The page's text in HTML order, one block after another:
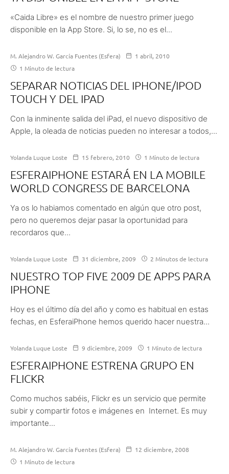
«Caida Libre» es el nombre de nuestro primer juego
disponible en la App Store. Si, lo se, no es el...
M. Alejandro W. García Fuentes (Esfera)
1 abril, 2010
1 Minuto de lectura
SEPARAR NOTICIAS DEL IPHONE/IPOD
TOUCH Y DEL IPAD
Con la inminente salida del iPad, el nuevo dispositivo de
Apple, la oleada de noticias pueden no interesar a todos,...
Yolanda Luque Loste 15 febrero, 2010 1 Minuto de lectura
ESFERAIPHONE ESTARÁ EN LA MOBILE
WORLD CONGRESS DE BARCELONA
Ya os lo habiamos comentado en algún que otro post,
pero no queremos dejar pasar la oportunidad para
recordaros que...
Yolanda Luque Loste 31 diciembre, 2009 2 Minutos de lectura
NUESTRO TOP FIVE 2009 DE APPS PARA
IPHONE
Hoy es el último día del año y como es habitual en estas
fechas, en EsferaiPhone hemos querido hacer nuestra...
Yolanda Luque Loste 9 diciembre, 2009 1 Minuto de lectura
ESFERAIPHONE ESTRENA GRUPO EN
FLICKR
Como muchos sabéis, Flickr es un servicio que permite
subir y compartir fotos e imágenes en Internet. Es muy
importante...
M. Alejandro W. García Fuentes (Esfera)
12 diciembre, 2008
1 Minuto de lectura